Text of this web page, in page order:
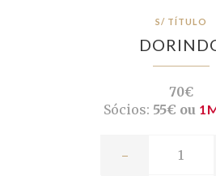
S/ TÍTULO
70€
Sócios: 55€ ou
-